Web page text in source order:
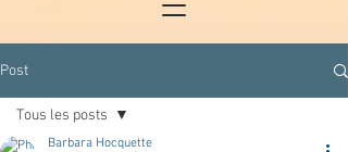
Post
Tous les posts
Barbara Hocquette